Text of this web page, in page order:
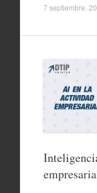
7 septiembre,